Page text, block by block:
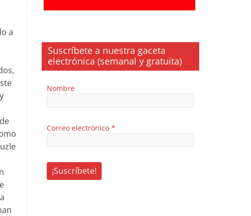
a
Suscríbete a nuestra gaceta
electrónica (semanal y gratuita)
Nombre
Correo electrónico *